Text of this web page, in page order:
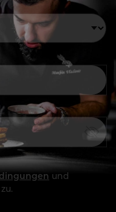
und
zu.